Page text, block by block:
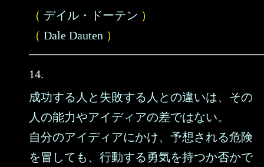
（ デイル・ドーテン ）
（ Dale Dauten ）
14.
成功する人と失敗する人との違いは、その
人の能力やアイディアの差ではない。
自分のアイディアにかけ、予想される危険
を冒しても、行動する勇気を持つか否かで